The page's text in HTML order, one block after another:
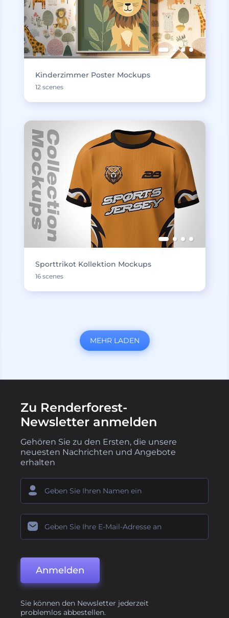
Kinderzimmer Poster Mockups
12 scenes
Sporttrikot Kollektion Mockups
16 scenes
MEHR LADEN
Zu Renderforest-
Newsletter anmelden
Gehören Sie zu den Ersten, die unsere
neuesten Nachrichten und Angebote
erhalten
Anmelden
Sie können den Newsletter jederzeit
problemlos abbestellen.